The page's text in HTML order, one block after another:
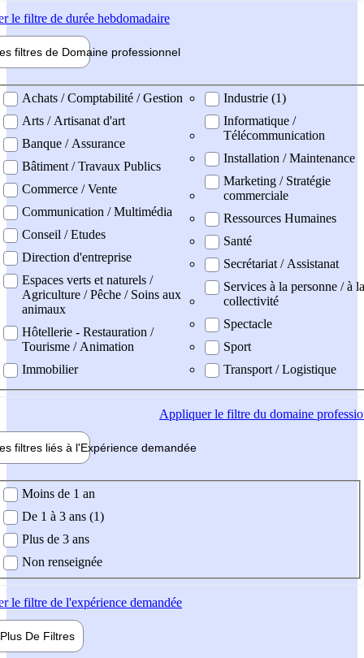
le filtre de durée hebdomadaire
filtres de Domaine professionnel
professionel
Achats / Comptabilité / Gestion
Arts / Artisanat d'art
Banque / Assurance
Bâtiment / Travaux Publics
Commerce / Vente
Communication / Multimédia
Conseil / Etudes
Direction d'entreprise
Espaces verts et naturels /
Agriculture / Pêche / Soins aux
animaux
Hôtellerie - Restauration /
Tourisme / Animation
Immobilier
Industrie (1)
Informatique /
Télécommunication
Installation / Maintenance
Marketing / Stratégie
commerciale
Ressources Humaines
Santé
Secrétariat / Assistanat
Services à la personne / à la
collectivité
Spectacle
Sport
Transport / Logistique
Appliquerle filtre du domaine
filtres liés à l'Expérience demandée
demandée
Moins de 1 an
De 1 à 3 ans (1)
Plus de 3 ans
Non renseignée
le filtre de l'expérience demandée
Plus De Filtres